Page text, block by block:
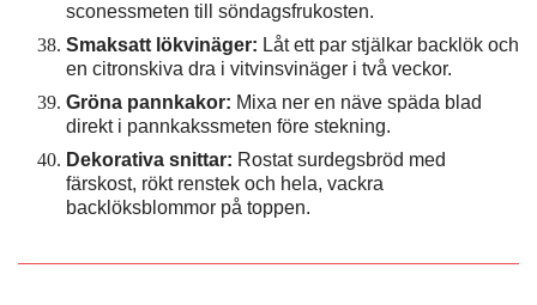
sconessmeten till söndagsfrukosten.
Smaksatt lökvinäger: Låt ett par stjälkar backlök och
en citronskiva dra i vitvinsvinäger i två veckor.
Gröna pannkakor: Mixa ner en näve späda blad
direkt i pannkakssmeten före stekning.
Dekorativa snittar: Rostat surdegsbröd med
färskost, rökt renstek och hela, vackra
backlöksblommor på toppen.